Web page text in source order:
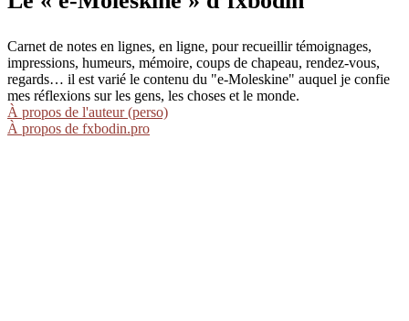
Carnet de notes en lignes, en ligne, pour recueillir témoignages,
impressions, humeurs, mémoire, coups de chapeau, rendez-vous,
regards… il est varié le contenu du "e-Moleskine" auquel je confie
mes réflexions sur les gens, les choses et le monde.
À propos de l'auteur (perso)
À propos de fxbodin.pro